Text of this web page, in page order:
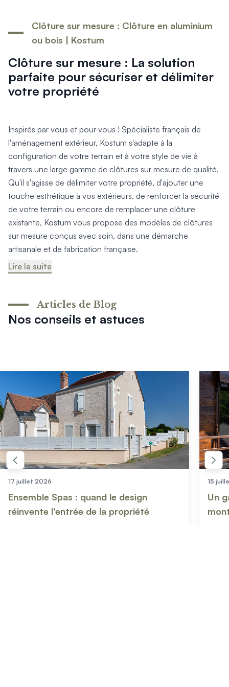
Produits > Options > Boite à colis
Produits > Options > Boites aux lettres/Totem
Produits > Options > Plaque et numéro d'entrée
Catalogues > Catalogue tous produits
Catalogues > Catalogue garde-corps
Catalogues > Catalogue pergolas / carports
Qui sommes-nous ? > La marque
Entretien et garantie > Activer ma garantie
Entretien et garantie > Entretenir mon Kostum
Entretien et garantie > Réparer mon Kostum
Entretien et garantie > Boutique en ligne
Blog
Mon projet > Configurateur
Mon projet > Activer ma garantie
Mon projet > Demande de reportage photo
Mon projet > FAQ
Accès Pro
Clôture sur mesure : La solution
parfaite pour sécuriser et délimiter
votre propriété
Clôture sur mesure : Clôture en aluminium
ou bois | Kostum
Inspirés par vous et pour vous ! Spécialiste français de
l'aménagement extérieur, Kostum s'adapte à la
configuration de votre terrain et à votre style de vie à
travers une large gamme de clôtures sur mesure de qualité.
Qu'il s'agisse de délimiter votre propriété, d'ajouter une
touche esthétique à vos extérieurs, de renforcer la sécurité
de votre terrain ou encore de remplacer une clôture
existante, Kostum vous propose des modèles de clôtures
sur mesure conçus avec soin, dans une démarche
artisanale et de fabrication française.
Lire la suite
Nos conseils et astuces
Articles de Blog
15 juillet 2026
Un garde-corps Kostum au cœur des
montagnes : l'harmonie parfaite